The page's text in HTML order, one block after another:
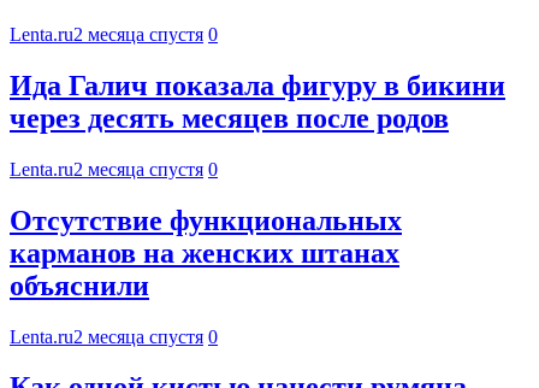
Lenta.ru2 месяца спустя 0
Ида Галич показала фигуру в бикини
через десять месяцев после родов
Lenta.ru2 месяца спустя 0
Отсутствие функциональных
карманов на женских штанах
объяснили
Lenta.ru2 месяца спустя 0